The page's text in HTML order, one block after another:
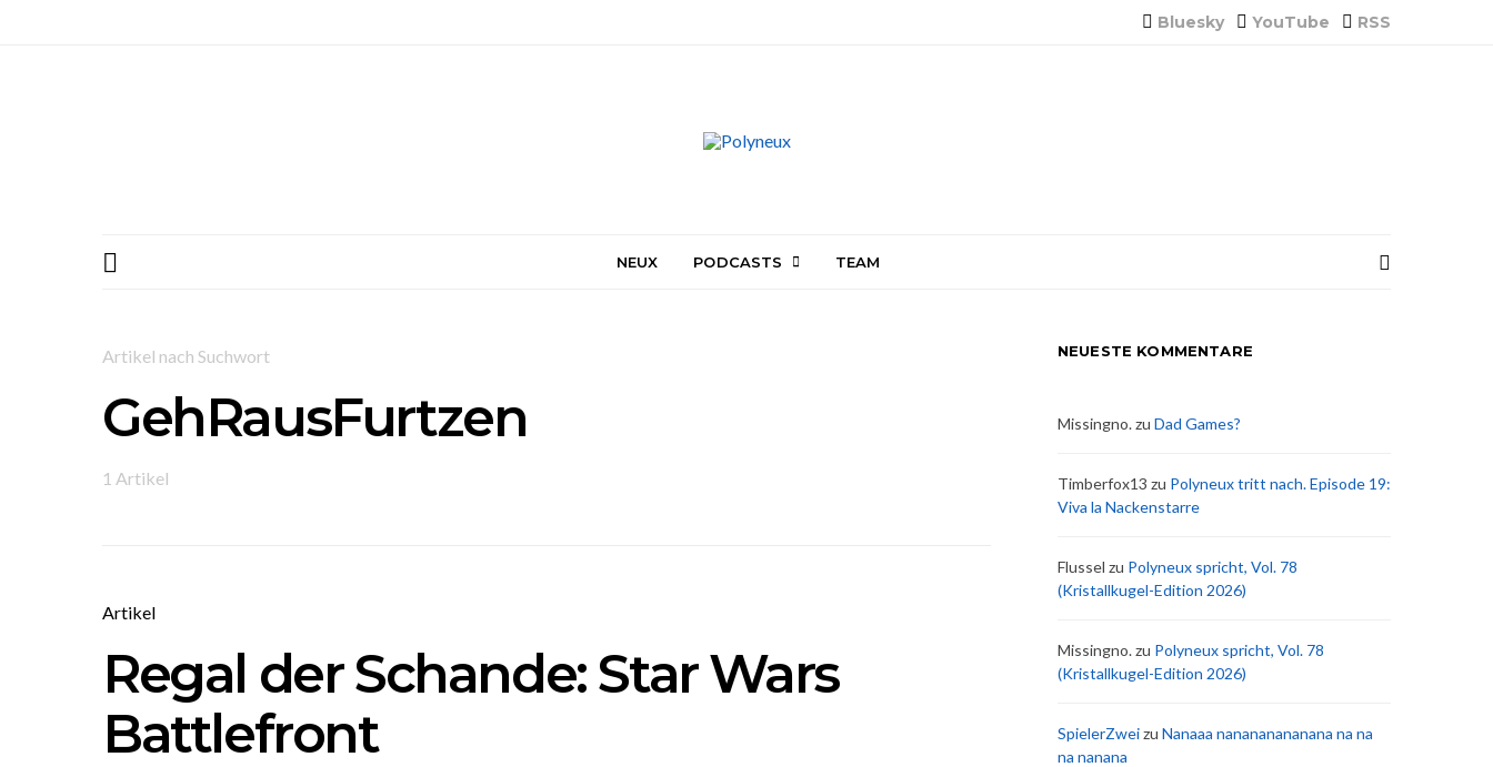
Bluesky YouTube RSS
NEUX PODCASTS TEAM
Artikel nach Suchwort
GehRausFurtzen
1 Artikel
Artikel
Regal der Schande: Star Wars
Battlefront
NEUESTE KOMMENTARE
Missingno.zu Dad Games?
Timberfox13 zu Polyneux tritt nach. Episode 19:
Viva la Nackenstarre
Flussel zu Polyneux spricht, Vol. 78
(Kristallkugel-Edition 2026)
Missingno.zu Polyneux spricht, Vol. 78
(Kristallkugel-Edition 2026)
SpielerZweizu Nanaaa nanananananana na na
na nanana